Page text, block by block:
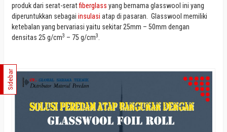
produk dari serat-seratfiberglass yang bernama glasswool ini yang
diperuntukkan sebagai insulasi atap di pasaran. Glasswool memiliki
ketebalan yang bervariasi yaitu sekitar 25mm – 50mm dengan
densitas 25 g/cm3 – 75 g/cm3.
Sidebar